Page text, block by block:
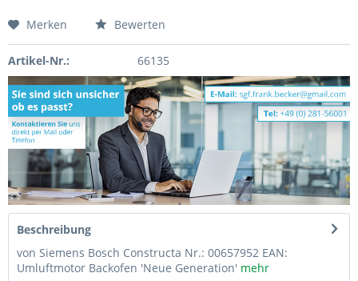
Merken Bewerten
Artikel-Nr.: 66135
Beschreibung
von Siemens Bosch Constructa Nr.: 00657952 EAN:
Umluftmotor Backofen 'Neue Generation' mehr